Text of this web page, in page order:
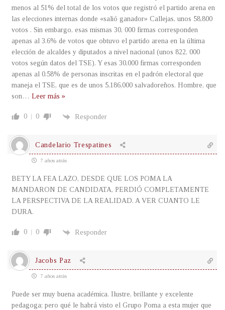
menos al 51% del total de los votos que registró el partido arena en
las elecciones internas donde «salió ganador» Callejas, unos 58,800
votos . Sin embargo, esas mismas 30, 000 firmas corresponden
apenas al 3.6% de votos que obtuvo el partido arena en la última
elección de alcaldes y diputados a nivel nacional (unos 822, 000
votos según datos del TSE). Y esas 30,000 firmas corresponden
apenas al 0.58% de personas inscritas en el padrón electoral que
maneja el TSE, que es de unos 5,186,000 salvadoreños. Hombre, que
son… Leer más »
0 0 Responder
Candelario Trespatines
7 años atrás
BETY LA FEA LAZO, DESDE QUE LOS POMA LA
MANDARON DE CANDIDATA, PERDIÓ COMPLETAMENTE
LA PERSPECTIVA DE LA REALIDAD. A VER CUANTO LE
DURA.
0 0 Responder
Jacobs Paz
7 años atrás
Puede ser muy buena académica. Ilustre, brillante y excelente
pedagoga; pero qué le habrá visto el Grupo Poma a esta mujer que